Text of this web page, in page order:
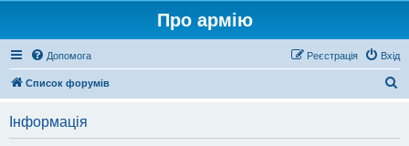
Про армію
Допомога Вхід
Реєстрація
Список форумів
Інформація